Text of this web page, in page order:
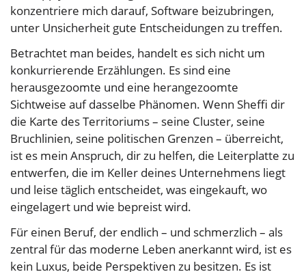
konzentriere mich darauf, Software beizubringen,
unter Unsicherheit gute Entscheidungen zu treffen.
Betrachtet man beides, handelt es sich nicht um
konkurrierende Erzählungen. Es sind eine
herausgezoomte und eine herangezoomte
Sichtweise auf dasselbe Phänomen. Wenn Sheffi dir
die Karte des Territoriums – seine Cluster, seine
Bruchlinien, seine politischen Grenzen – überreicht,
ist es mein Anspruch, dir zu helfen, die Leiterplatte zu
entwerfen, die im Keller deines Unternehmens liegt
und leise täglich entscheidet, was eingekauft, wo
eingelagert und wie bepreist wird.
Für einen Beruf, der endlich – und schmerzlich – als
zentral für das moderne Leben anerkannt wird, ist es
kein Luxus, beide Perspektiven zu besitzen. Es ist